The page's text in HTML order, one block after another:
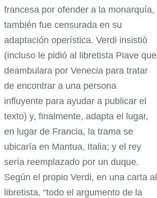
francesa por ofender a la monarquía,
también fue censurada en su
adaptación operística. Verdi insistió
(incluso le pidió al libretista Piave que
deambulara por Venecia para tratar
de encontrar a una persona
influyente para ayudar a publicar el
texto) y, finalmente, adapta el lugar,
en lugar de Francia, la trama se
ubicaría en Mantua, Italia; y el rey
sería reemplazado por un duque.
Según el propio Verdi, en una carta al
libretista, “todo el argumento de la